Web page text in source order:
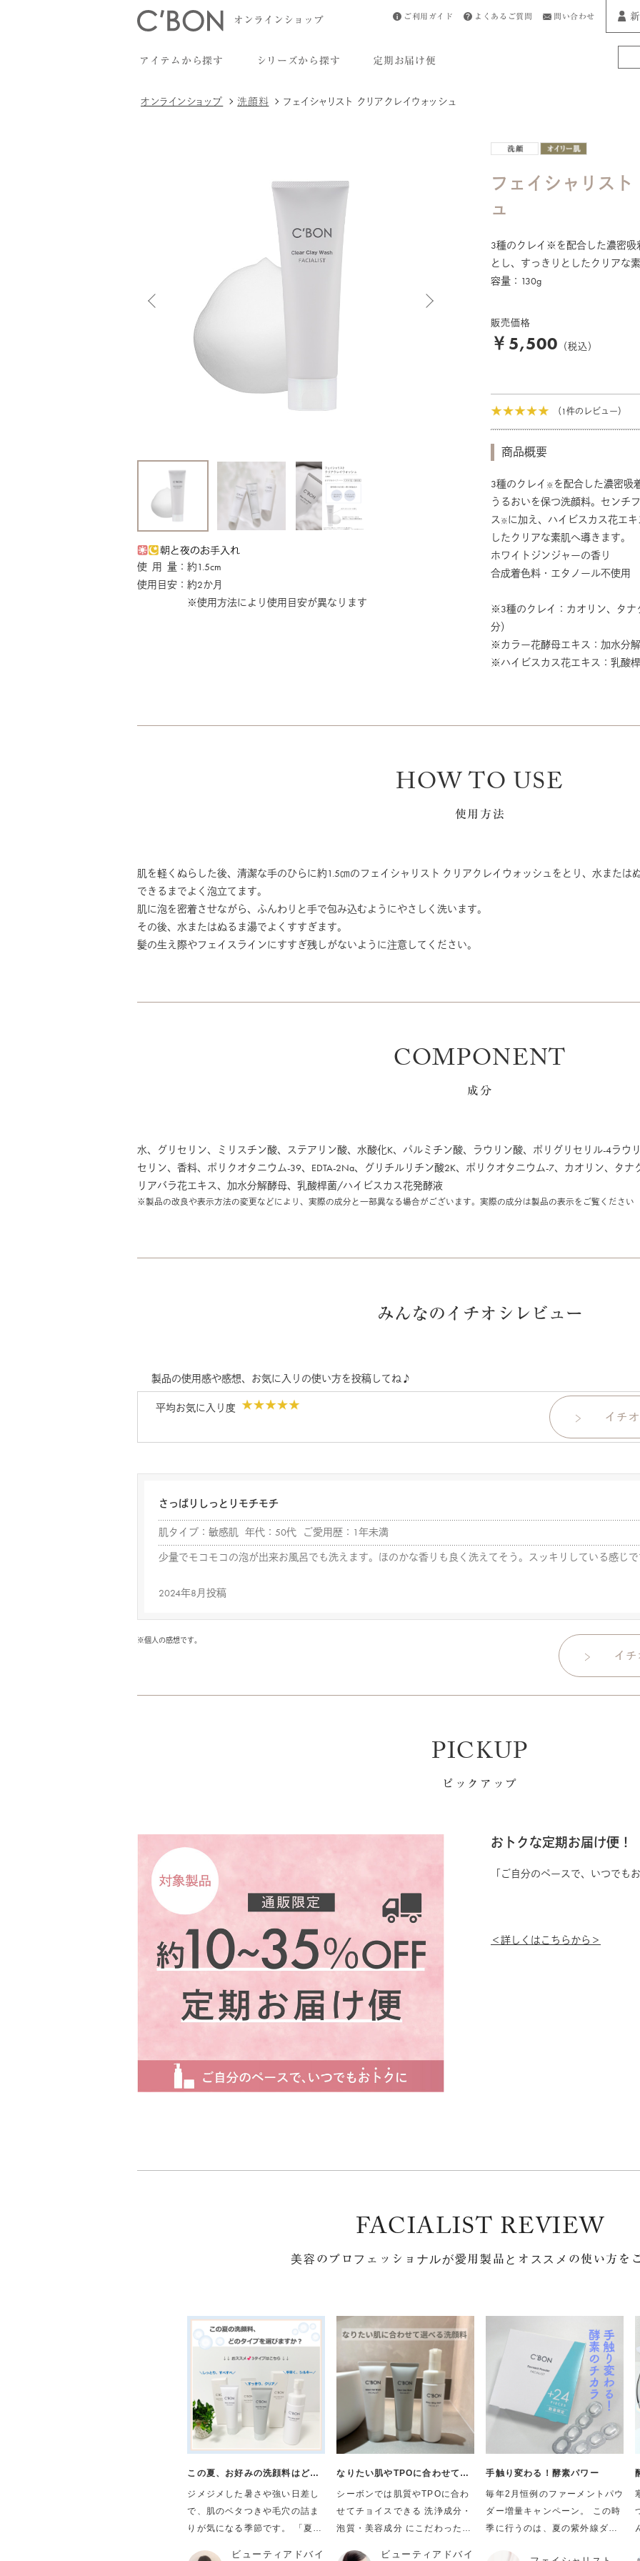
オンラインショップ ご利用ガイド よくあるご質問 問い合わせ
アイテムから探す シリーズから探す 定期お届け便
オンラインショップ 洗顔料 フェイシャリスト クリアクレイウォッシュ
使 用 量：約1.5cm
使用目安：約2か月
※使用方法により使用目安が異なります
フェイシャリス
ュ
3種のクレイ※を配合した濃密吸
とし、すっきりとしたクリアな
容量：130g
販売価格
￥5,500 （税込）
（1件のレビュー）
商品概要
3種のクレイ ※ を配合した濃密吸
うるおいを保つ洗顔料。センチ
ス※に加え、ハイビスカス花エキ
したクリアな素肌へ導きます。
ホワイトジンジャーの香り
合成着色料・エタノール不使用
※3種のクレイ：カオリン、タナ
分）
※カラー花酵母エキス：加水分
※ハイビスカス花エキス：乳酸
HOW TO USE
使用方法
肌を軽くぬらした後、清潔な手のひらに約1.5㎝のフェイシャリスト クリアクレイウォッシュをとり、水または
できるまでよく泡立てます。
肌に泡を密着させながら、ふんわりと手で包み込むようにやさしく洗います。
その後、水またはぬるま湯でよくすすぎます。
髪の生え際やフェイスラインにすすぎ残しがないように注意してください。
COMPONENT
成分
水、グリセリン、ミリスチン酸、ステアリン酸、水酸化K、パルミチン酸、ラウリン酸、ポリグリセリル-4ラウ
セリン、香料、ポリクオタニウム-39、EDTA-2Na、グリチルリチン酸2K、ポリクオタニウム-7、カオリン、タ
リアバラ花エキス、加水分解酵母、乳酸桿菌/ハイビスカス花発酵液
※製品の改良や表示方法の変更などにより、実際の成分と一部異なる場合がございます。実際の成分は製品の表示をご覧ください
みんなのイチオシレビュー
製品の使用感や感想、お気に入りの使い方を投稿してね♪
平均お気に入り度
さっぱりしっとりモチモチ
肌タイプ：敏感肌 年代：50代 ご愛用歴：1年未満
少量でモコモコの泡が出来お風呂でも洗えます。ほのかな香りも良く洗えてそう。スッキリしている感じで
2024年8月投稿
※個人の感想です。
PICKUP
ピックアップ
おトクな定期お届け便！
「ご自分のペースで、いつでもお
＜詳しくはこちらから＞
FACIALIST REVIEW
美容のプロフェッショナルが愛用製品とオススメの使い方を
この夏、お好みの洗顔料はどの
タイプ？
ジメジメした暑さや強い日差し
で、肌のベタつきや毛穴の詰ま
りが気になる季節です。 「夏だ
ビューティアドバイ
なりたい肌やTPOに合わせて選
べる洗顔3種
シーボンでは肌質やTPOに合わ
せてチョイスできる 洗浄成分・
泡質・美容成分 にこだわった3
ビューティアドバイ
手触り変わる！酵素パワー
毎年2月恒例のファーメントパウ
ダー増量キャンペーン。 この時
季に行うのは、夏の紫外線ダメ